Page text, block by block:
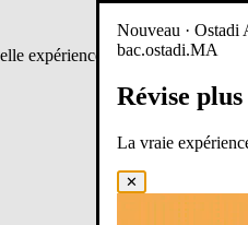
expérience d’apprentissage est
Nouveau · Ostadi
bac.ostadi.MA
Révise
La vraie
✕